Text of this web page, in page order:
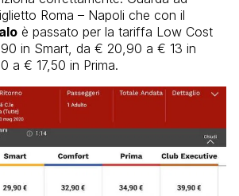
Roma – Napoli che con il
è passato per la tariffa Low Cost
in Smart, da € 20,90 a € 13 in
a € 17,50 in Prima.